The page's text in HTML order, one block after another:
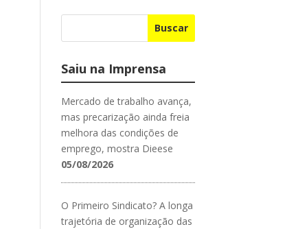
Buscar
Saiu na Imprensa
Mercado de trabalho avança,
mas precarização ainda freia
melhora das condições de
emprego, mostra Dieese
05/08/2026
O Primeiro Sindicato? A longa
trajetória de organização das